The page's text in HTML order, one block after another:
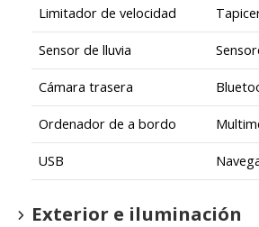
Limitador de velocidad
Sensor de lluvia
Cámara trasera
Ordenador de a bordo
USB
Exterior e iluminación